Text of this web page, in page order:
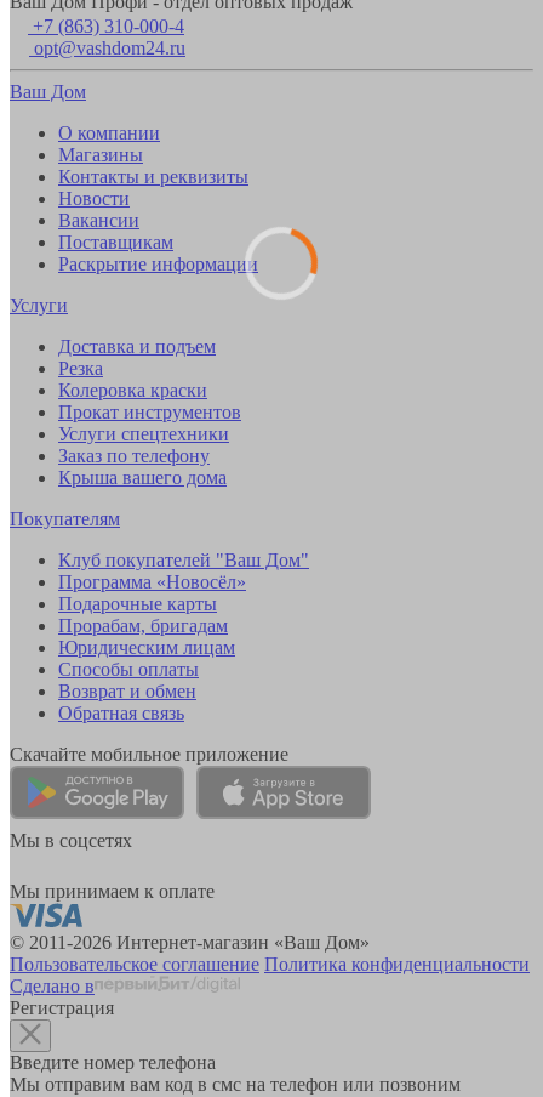
+7 (863) 310-000-4
opt@vashdom24.ru
Ваш Дом
О компании
Магазины
Контакты и реквизиты
Новости
Вакансии
Поставщикам
Раскрытие информации
Услуги
Доставка и подъем
Резка
Колеровка краски
Прокат инструментов
Услуги спецтехники
Заказ по телефону
Крыша вашего дома
Покупателям
Клуб покупателей "Ваш Дом"
Программа «Новосёл»
Подарочные карты
Прорабам, бригадам
Юридическим лицам
Способы оплаты
Возврат и обмен
Обратная связь
Скачайте мобильное приложение
Мы в соцсетях
Мы принимаем к оплате
© 2011-2026 Интернет-магазин «Ваш Дом»
Пользовательское соглашение Политика конфиденциальности
Сделано в
Регистрация
Введите номер телефона
Мы отправим вам код в смс на телефон или позвоним